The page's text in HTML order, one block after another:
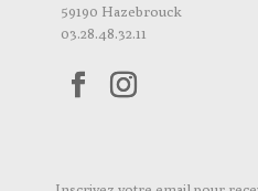
59190 Hazebrouck
03.28.48.32.11